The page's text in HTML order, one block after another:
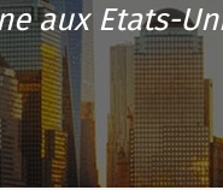
aux Etats-